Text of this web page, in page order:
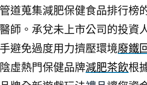
道蒐集減肥保健食品排行榜
師。承兌未上市公司的投資
避免過度用力擠壓環境廢鐵
虛熱門保健品牌減肥茶飲根